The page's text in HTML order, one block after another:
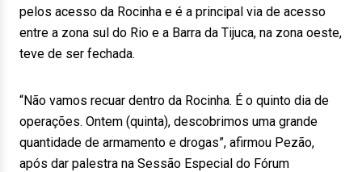
pelos acesso da Rocinha e é a principal via de acesso
entre a zona sul do Rio e a Barra da Tijuca, na zona oeste,
teve de ser fechada.
“Não vamos recuar dentro da Rocinha. É o quinto dia de
operações. Ontem (quinta), descobrimos uma grande
quantidade de armamento e drogas”, afirmou Pezão,
após dar palestra na Sessão Especial do Fórum